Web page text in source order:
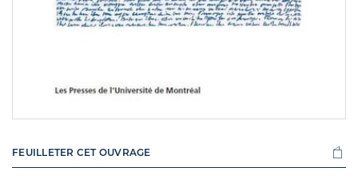
FEUILLETER CET OUVRAGE